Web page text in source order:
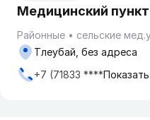
Медицинский
Районные
сельские
Тлеубай, без адреса
+7 (71833 ****